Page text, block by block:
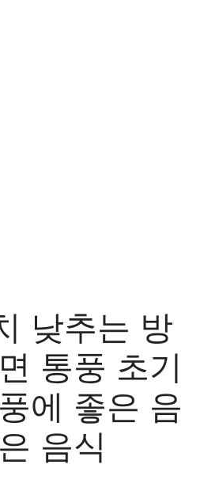
낮추는 방
통풍 초기
에 좋은 음
음식